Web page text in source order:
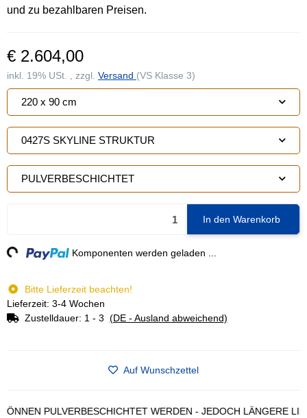
und zu bezahlbaren Preisen.
€ 2.604,00
inkl. 19% USt. , zzgl. Versand (VS Klasse 3)
220 x 90 cm
0427S SKYLINE STRUKTUR
PULVERBESCHICHTET
In den Warenkorb
Komponenten werden geladen ...
Bitte Lieferzeit beachten!
Lieferzeit: 3-4 Wochen
Zustelldauer: 1 - 3 (DE - Ausland abweichend)
Auf Wunschzettel
PULVERBESCHICHTET WERDEN - JEDOCH LÄNGERE